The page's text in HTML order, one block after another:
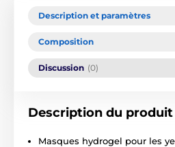
Description et paramètres
Composition
Discussion (0)
Description du produit
Masques hydrogel pour les